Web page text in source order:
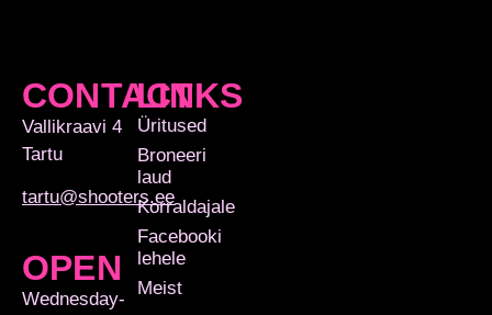
CONTACT
Vallikraavi 4
Tartu
tartu@shooters.ee
OPEN
Wednesday-
LINKS
Üritused
Broneeri
laud
Korraldajale
Facebooki
lehele
Meist